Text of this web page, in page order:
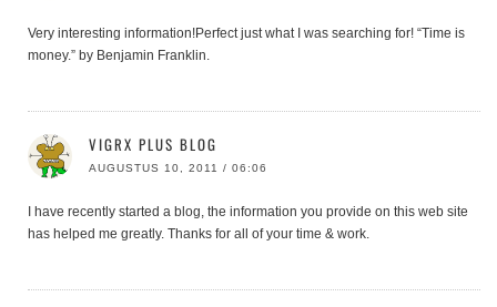
Very interesting information!Perfect just what I was searching for! “Time is
money.” by Benjamin Franklin.
VIGRX PLUS BLOG
AUGUSTUS 10, 2011 / 06:06
I have recently started a blog, the information you provide on this web site
has helped me greatly. Thanks for all of your time & work.